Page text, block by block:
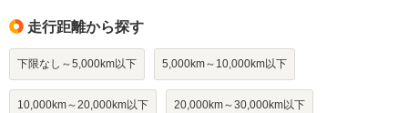
走行距離から探す
下限なし～5,000km以下 5,000km～10,000km以下
10,000km～20,000km以下 20,000km～30,000km以下